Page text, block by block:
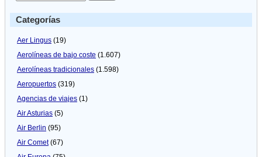
Categorías
Aer Lingus (19)
Aerolíneas de bajo coste (1.607)
Aerolíneas tradicionales (1.598)
Aeropuertos (319)
Agencias de viajes (1)
Air Asturias (5)
Air Berlin (95)
Air Comet(67)